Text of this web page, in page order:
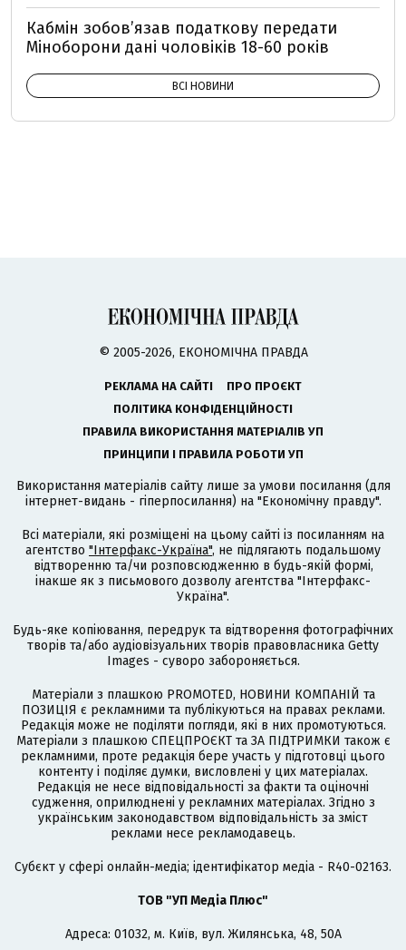
Кабмін зобовʼязав податкову передати
Міноборони дані чоловіків 18-60 років
ВСІ НОВИНИ
© 2005-2026, ЕКОНОМІЧНА ПРАВДА
РЕКЛАМА НА САЙТІ
ПРО ПРОЄКТ
ПОЛІТИКА КОНФІДЕНЦІЙНОСТІ
ПРАВИЛА ВИКОРИСТАННЯ МАТЕРІАЛІВ УП
ПРИНЦИПИ І ПРАВИЛА РОБОТИ УП
Використання матеріалів сайту лише за умови посилання (для
інтернет-видань - гіперпосилання) на "Економічну правду".
Всі матеріали, які розміщені на цьому сайті із посиланням на
агентство "Інтерфакс-Україна", не підлягають подальшому
відтворенню та/чи розповсюдженню в будь-якій формі,
інакше як з письмового дозволу агентства "Інтерфакс-
Україна".
Будь-яке копіювання, передрук та відтворення фотографічних
творів та/або аудіовізуальних творів правовласника Getty
Images - суворо забороняється.
Матеріали з плашкою PROMOTED, НОВИНИ КОМПАНІЙ та
ПОЗИЦІЯ є рекламними та публікуються на правах реклами.
Редакція може не поділяти погляди, які в них промотуються.
Матеріали з плашкою СПЕЦПРОЄКТ та ЗА ПІДТРИМКИ також є
рекламними, проте редакція бере участь у підготовці цього
контенту і поділяє думки, висловлені у цих матеріалах.
Редакція не несе відповідальності за факти та оціночні
судження, оприлюднені у рекламних матеріалах. Згідно з
українським законодавством відповідальність за зміст
реклами несе рекламодавець.
Cубєкт у сфері онлайн-медіа; ідентифікатор медіа - R40-02163.
ТОВ "УП Медіа Плюс"
Адреса: 01032, м. Київ, вул. Жилянська, 48, 50А